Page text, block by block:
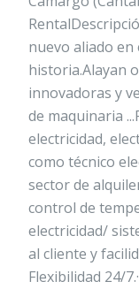
nuevo aliado
historia.Alayan
innovadoras y
de maquinaria
electricidad,
como técnico
sector de
control de
electricidad/
al cliente y
Flexibilidad 24/